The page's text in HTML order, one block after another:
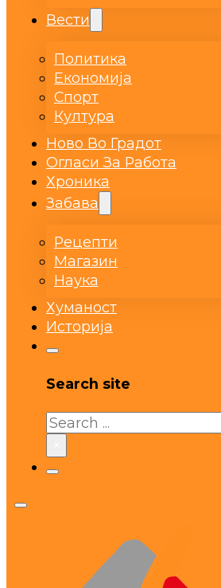
Вести
Политика
Економија
Спорт
Култура
Ново Во Градот
Огласи За Работа
Хроника
Забава
Рецепти
Магазин
Наука
Хуманост
Историја
Search site
Search